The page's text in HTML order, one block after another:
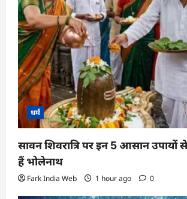
धर्म
सावन शिवरात्रि पर इन 5 आसान उपायों से
हैं भोलेनाथ
Fark India Web 1 hour ago 0